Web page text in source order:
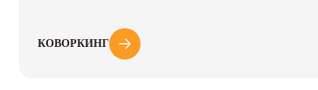
КОВОРКИНГ